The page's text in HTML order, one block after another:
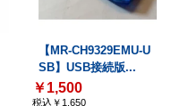
【MR-CH9329EMU-U
SB】USB接続版...
￥1,500
税込￥1,650